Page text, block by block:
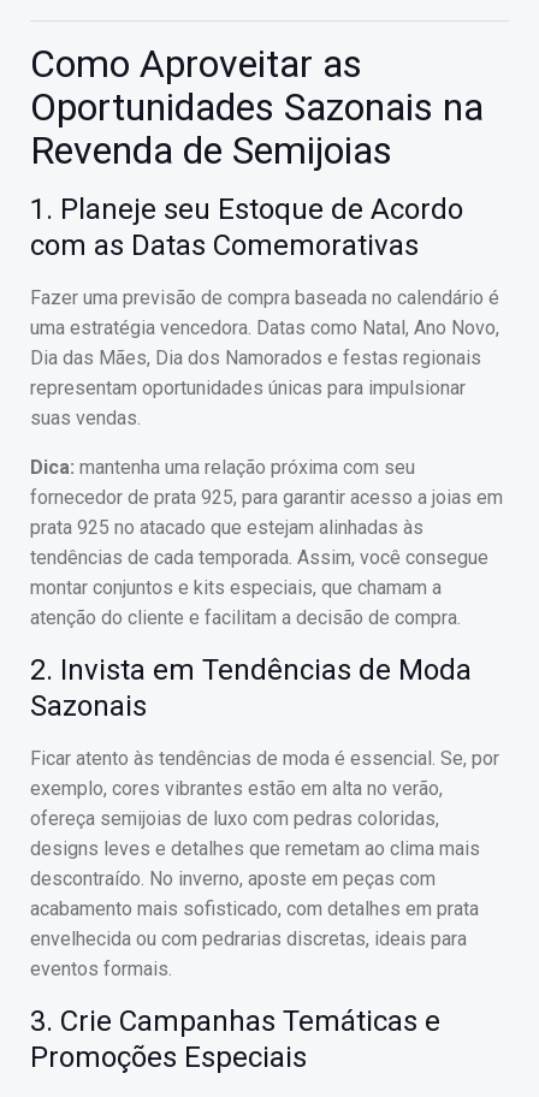
Como Aproveitar as
Oportunidades Sazonais na
Revenda de Semijoias
1. Planeje seu Estoque de Acordo
com as Datas Comemorativas
Fazer uma previsão de compra baseada no calendário é
uma estratégia vencedora. Datas como Natal, Ano Novo,
Dia das Mães, Dia dos Namorados e festas regionais
representam oportunidades únicas para impulsionar
suas vendas.
Dica: mantenha uma relação próxima com seu
fornecedor de prata 925, para garantir acesso a joias em
prata 925 no atacado que estejam alinhadas às
tendências de cada temporada. Assim, você consegue
montar conjuntos e kits especiais, que chamam a
atenção do cliente e facilitam a decisão de compra.
2. Invista em Tendências de Moda
Sazonais
Ficar atento às tendências de moda é essencial. Se, por
exemplo, cores vibrantes estão em alta no verão,
ofereça semijoias de luxo com pedras coloridas,
designs leves e detalhes que remetam ao clima mais
descontraído. No inverno, aposte em peças com
acabamento mais sofisticado, com detalhes em prata
envelhecida ou com pedrarias discretas, ideais para
eventos formais.
3. Crie Campanhas Temáticas e
Promoções Especiais